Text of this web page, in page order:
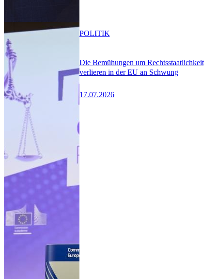
Die Bemühungen um Rechtsstaatlichkeit
verlieren in der EU an Schwung
17.07.2026
POLITIK